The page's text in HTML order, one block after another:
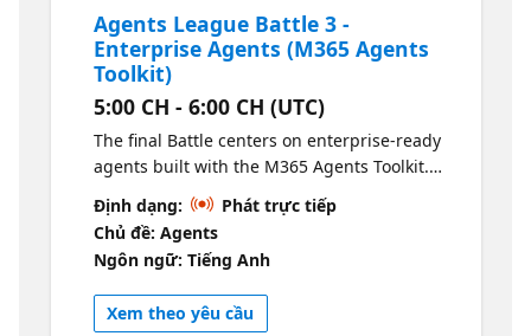
Agents League Battle 3 -
Enterprise Agents (M365 Agents
Toolkit)
5:00 CH - 6:00 CH (UTC)
The final Battle centers on enterprise-ready
agents built with the M365 Agents Toolkit.
Competitors create knowledge-driven agents
designed for real organizational scenarios,
grounded in enterprise data, workflows, and
security considerations. The session
showcases how agentic AI operates in
production-style environments. Resources
Định dạng:
Phát trực tiếp
Chủ đề: Agents
Ngôn ngữ: Tiếng Anh
Xem theo yêu cầu